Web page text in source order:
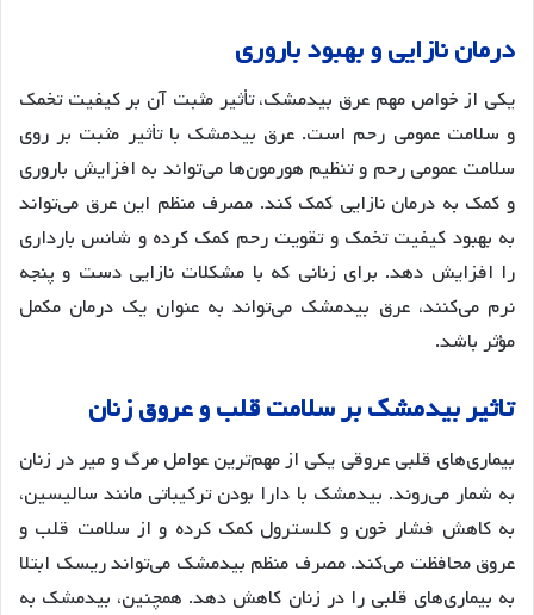
درماننازاییوبهبودباروری
یکی از خواص مهم عرق بیدمشک، تأثیر مثبت آن بر کیفیت تخمک
و سلامت عمومی رحم است. عرق بیدمشک با تأثیر مثبت بر روی
سلامت عمومی رحم و تنظیم هورمون‌ها می‌تواند به افزایش باروری
و کمک به درمان نازایی کمک کند. مصرف منظم این عرق می‌تواند
به بهبود کیفیت تخمک و تقویت رحم کمک کرده و شانس بارداری
را افزایش دهد. برای زنانی که با مشکلات نازایی دست و پنجه
نرم می‌کنند، عرق بیدمشک می‌تواند به عنوان یک درمان مکمل
مؤثر باشد.
تاثیربیدمشکبرسلامتقلبوعروقزنان
بیماری‌های قلبی عروقی یکی از مهم‌ترین عوامل مرگ و میر در زنان
به شمار می‌روند. بیدمشک با دارا بودن ترکیباتی مانند سالیسین،
به کاهش فشار خون و کلسترول کمک کرده و از سلامت قلب و
عروق محافظت می‌کند. مصرف منظم بیدمشک می‌تواند ریسک ابتلا
به بیماری‌های قلبی را در زنان کاهش دهد. همچنین، بیدمشک به